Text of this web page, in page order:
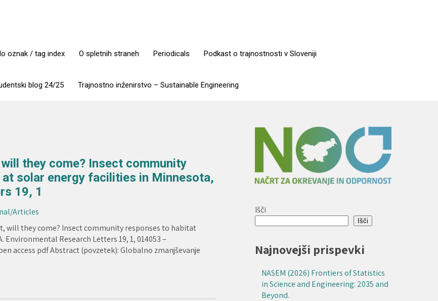
oznak / tag index O spletnih straneh Periodicals Podkast o trajnostnosti v Sloveniji
blog 24/25 Trajnostno inženirstvo – Sustainable Engineering
they come? Insect community
solar energy facilities in Minnesota,
19, 1
Articles
will they come? Insect community responses to habitat
Research Letters 19, 1, 014053 –
access pdf Abstract (povzetek): Globalno zmanjševanje
Išči
Išči
Najnovejši prispevki
NASEM (2026) Frontiers of Statistics
in Science and Engineering: 2035 and
Beyond.